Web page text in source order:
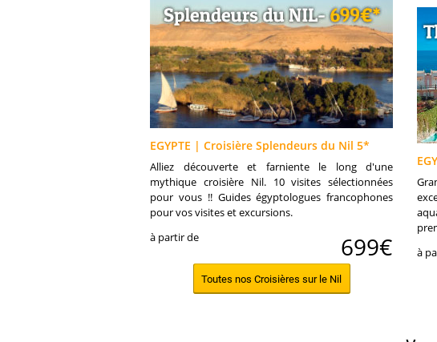
EGYPTE | Croisière Splendeurs du Nil 5*
Alliez découverte et farniente le long d'une
mythique croisière Nil. 10 visites sélectionnées
pour vous !! Guides égyptologues francophones
pour vos visites et excursions.
à partir de
699€
Toutes nos Croisières sur le Nil
à